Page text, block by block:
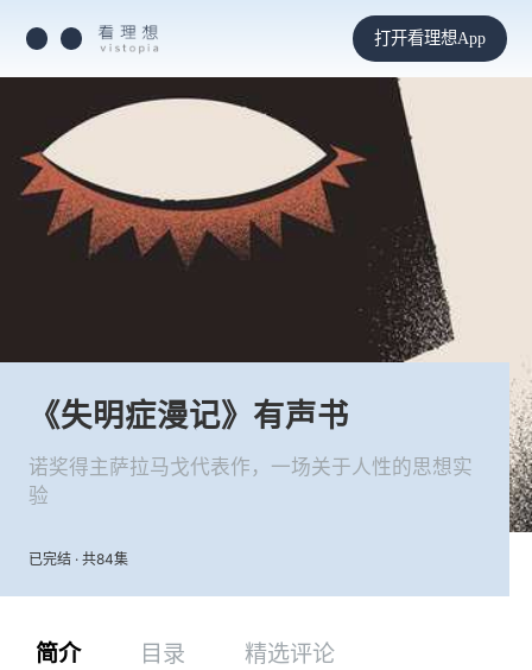
打开看理想App
《失明症漫记》有声书
诺奖得主萨拉马戈代表作，一场关于人性的思想实
验
已完结 · 共84集
简介 目录 精选评论